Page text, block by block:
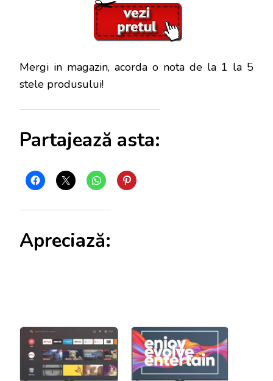
Mergi in magazin, acorda o nota de la 1 la 5
stele produsului!
Partajează asta:
Apreciază: